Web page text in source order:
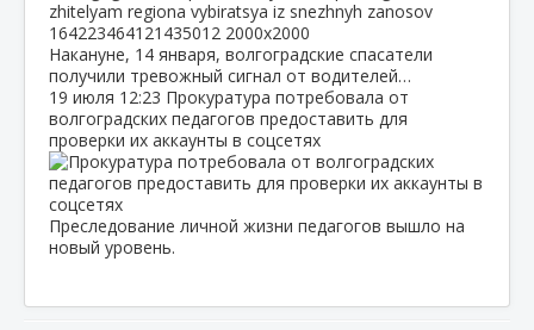
Накануне, 14 января, волгоградские спасатели
получили тревожный сигнал от водителей…
19 июля 12:23 Прокуратура потребовала от
волгоградских педагогов предоставить для
проверки их аккаунты в соцсетях
Преследование личной жизни педагогов вышло на
новый уровень.